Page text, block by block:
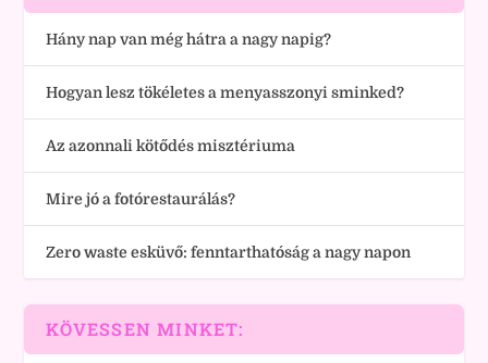
Hány nap van még hátra a nagy napig?
Hogyan lesz tökéletes a menyasszonyi sminked?
Az azonnali kötődés misztériuma
Mire jó a fotórestaurálás?
Zero waste esküvő: fenntarthatóság a nagy napon
KÖVESSEN MINKET: